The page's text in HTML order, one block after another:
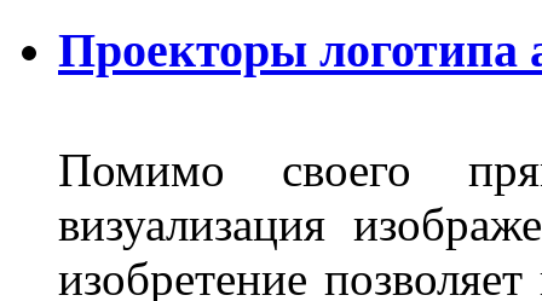
Проекторы логотипа
Помимо своего
визуализация
изобретение